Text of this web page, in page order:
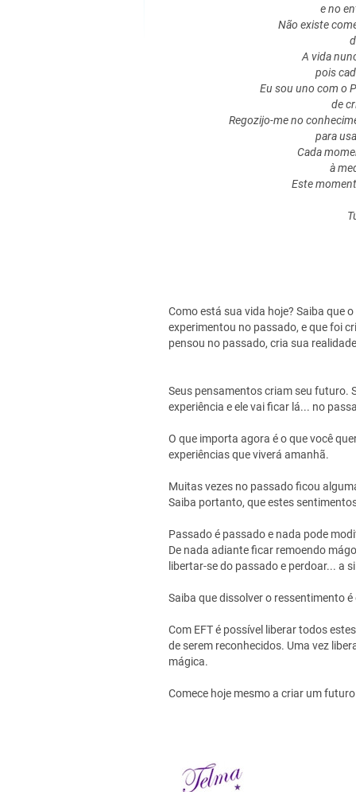
e no
Não existe
A vida
pois
Eu sou uno com o
de
Regozijo-me no
para
Cada
à
Este
Como está sua vida hoje? Saiba que
experimentou no passado, e que foi
pensou no passado, cria sua
Seus pensamentos criam seu futuro.
experiência e ele vai ficar lá... no
O que importa agora é o que você
experiências que viverá amanhã.
Muitas vezes no passado ficou
Saiba portanto, que estes
Passado é passado e nada pode
De nada adiante ficar remoendo
libertar-se do passado e perdoar... a
Saiba que dissolver o ressentimento
Com EFT é possível liberar todos
de serem reconhecidos. Uma vez
mágica.
Comece hoje mesmo a criar um